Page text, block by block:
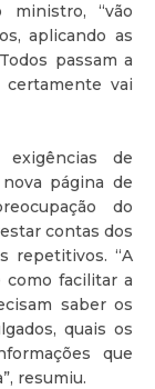
ministro, “vão
aplicando as
passam a
vai
de
página de
do
contas dos
repetitivos. “A
como facilitar a
saber os
quais os
que
resumiu.